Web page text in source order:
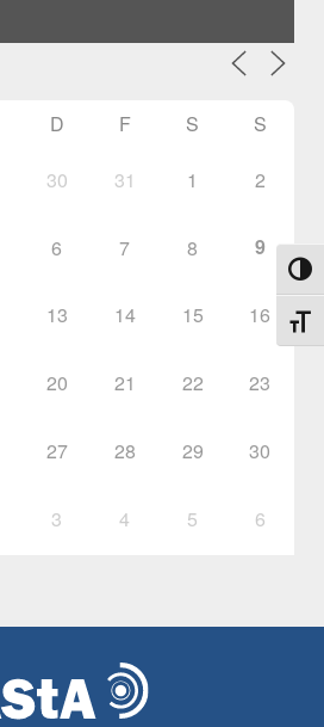
D F S S
30 31 1 2
6 7 8 9
13 14 15 16
20 21 22 23
27 28 29 30
3 4 5 6